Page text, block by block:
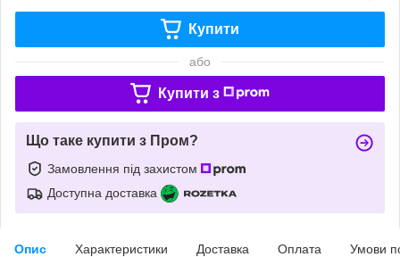
Купити
або
Купити з
Що таке купити з Пром?
Замовлення під захистом
Доступна доставка
Опис Характеристики Доставка Оплата Умови